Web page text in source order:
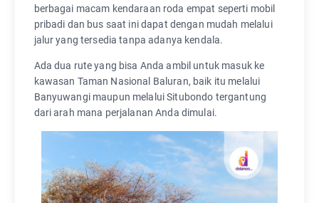
berbagai macam kendaraan roda empat seperti mobil
pribadi dan bus saat ini dapat dengan mudah melalui
jalur yang tersedia tanpa adanya kendala.
Ada dua rute yang bisa Anda ambil untuk masuk ke
kawasan Taman Nasional Baluran, baik itu melalui
Banyuwangi maupun melalui Situbondo tergantung
dari arah mana perjalanan Anda dimulai.